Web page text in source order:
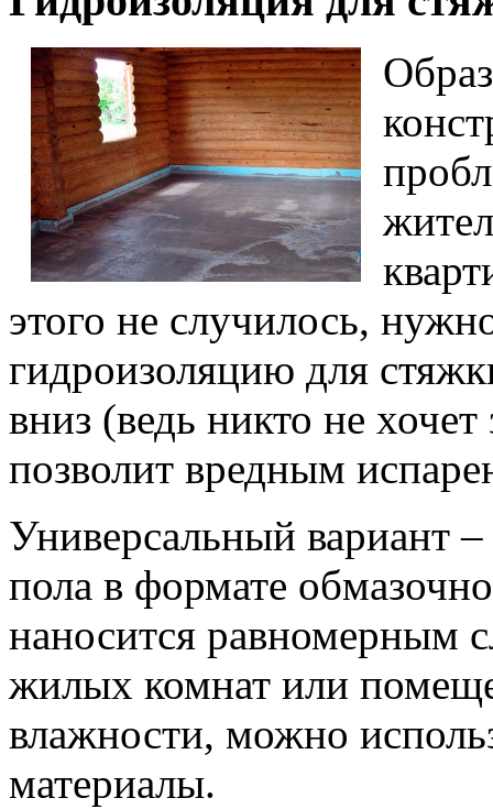
этого не случилось,
гидроизоляцию для
вниз (ведь никто не
позволит вредным
Универсальный вариант
пола в формате
наносится равномерным
жилых комнат или
влажности, можно
материалы.